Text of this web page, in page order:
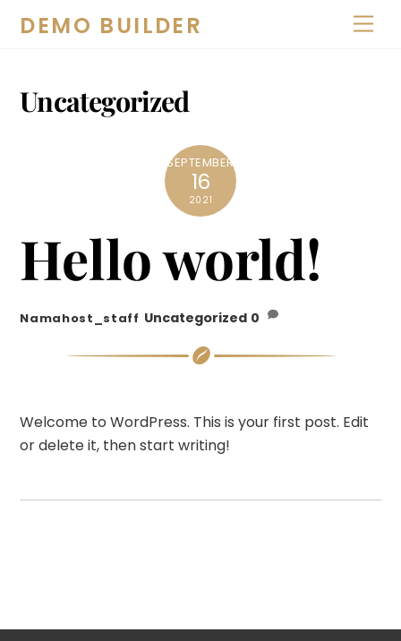
DEMO BUILDER
Uncategorized
SEPTEMBER
16
2021
Hello world!
Namahost_staff Uncategorized 0
Welcome to WordPress. This is your first post. Edit
or delete it, then start writing!